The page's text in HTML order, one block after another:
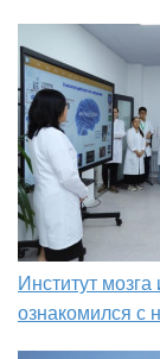
Институт
ознакомился